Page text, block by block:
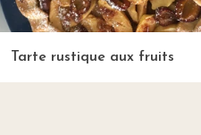
Tarte rustique aux fruits